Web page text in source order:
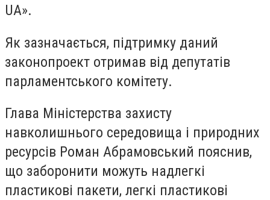
UA».
Як зазначається, підтримку даний
законопроект отримав від депутатів
парламентського комітету.
Глава Міністерства захисту
навколишнього середовища і природних
ресурсів Роман Абрамовський пояснив,
що заборонити можуть надлегкі
пластикові пакети, легкі пластикові